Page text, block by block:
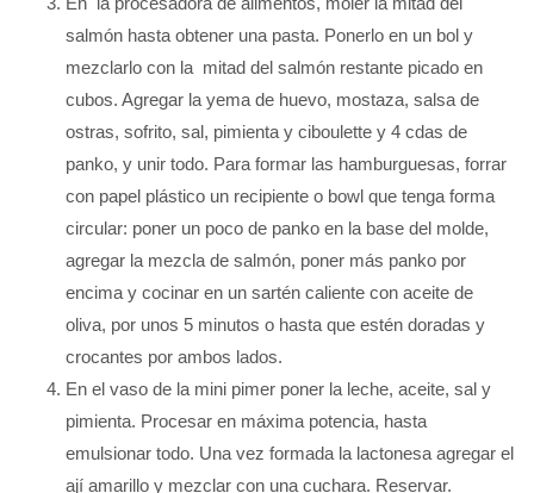
salmón hasta obtener una pasta. Ponerlo en un bol y
mezclarlo con la mitad del salmón restante picado en
cubos. Agregar la yema de huevo, mostaza, salsa de
ostras, sofrito, sal, pimienta y ciboulette y 4 cdas de
panko, y unir todo. Para formar las hamburguesas, forrar
con papel plástico un recipiente o bowl que tenga forma
circular: poner un poco de panko en la base del molde,
agregar la mezcla de salmón, poner más panko por
encima y cocinar en un sartén caliente con aceite de
oliva, por unos 5 minutos o hasta que estén doradas y
crocantes por ambos lados.
En el vaso de la mini pimer poner la leche, aceite, sal y
pimienta. Procesar en máxima potencia, hasta
emulsionar todo. Una vez formada la lactonesa agregar el
ají amarillo y mezclar con una cuchara. Reservar.